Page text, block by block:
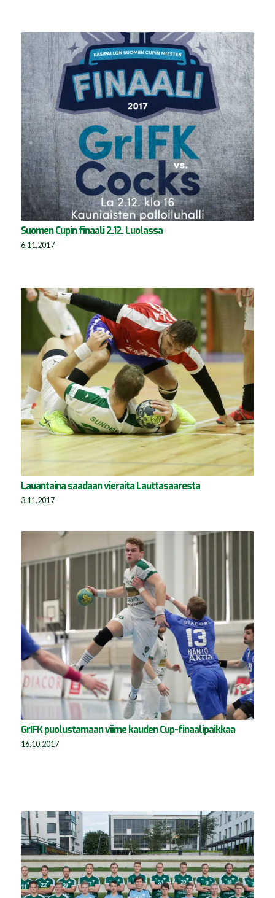
Suomen Cupin finaali 2.12. Luolassa
6.11.2017
Lauantaina saadaan vieraita Lauttasaaresta
3.11.2017
GrIFK puolustamaan viime kauden Cup-finaalipaikkaa
16.10.2017